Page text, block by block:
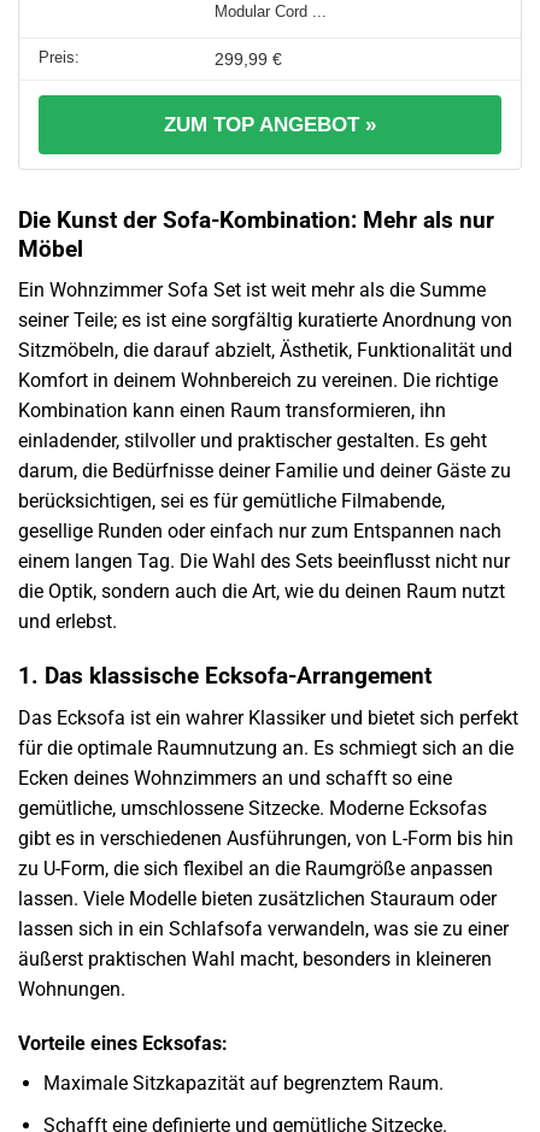
Modular Cord ...
299,99 €
ZUM TOP ANGEBOT »
Die Kunst der Sofa-Kombination: Mehr als nur
Möbel
Ein Wohnzimmer Sofa Set ist weit mehr als die Summe
seiner Teile; es ist eine sorgfältig kuratierte Anordnung von
Sitzmöbeln, die darauf abzielt, Ästhetik, Funktionalität und
Komfort in deinem Wohnbereich zu vereinen. Die richtige
Kombination kann einen Raum transformieren, ihn
einladender, stilvoller und praktischer gestalten. Es geht
darum, die Bedürfnisse deiner Familie und deiner Gäste zu
berücksichtigen, sei es für gemütliche Filmabende,
gesellige Runden oder einfach nur zum Entspannen nach
einem langen Tag. Die Wahl des Sets beeinflusst nicht nur
die Optik, sondern auch die Art, wie du deinen Raum nutzt
und erlebst.
1. Das klassische Ecksofa-Arrangement
Das Ecksofa ist ein wahrer Klassiker und bietet sich perfekt
für die optimale Raumnutzung an. Es schmiegt sich an die
Ecken deines Wohnzimmers an und schafft so eine
gemütliche, umschlossene Sitzecke. Moderne Ecksofas
gibt es in verschiedenen Ausführungen, von L-Form bis hin
zu U-Form, die sich flexibel an die Raumgröße anpassen
lassen. Viele Modelle bieten zusätzlichen Stauraum oder
lassen sich in ein Schlafsofa verwandeln, was sie zu einer
äußerst praktischen Wahl macht, besonders in kleineren
Wohnungen.
Vorteile eines Ecksofas:
Maximale Sitzkapazität auf begrenztem Raum.
Schafft eine definierte und gemütliche Sitzecke.